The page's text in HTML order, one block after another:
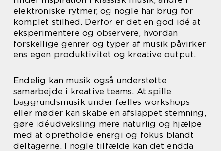
elektroniske rytmer, og nogle har brug for
komplet stilhed. Derfor er det en god idé at
eksperimentere og observere, hvordan
forskellige genrer og typer af musik påvirker
ens egen produktivitet og kreative output.
Endelig kan musik også understøtte
samarbejde i kreative teams. At spille
baggrundsmusik under fælles workshops
eller møder kan skabe en afslappet stemning,
gøre idéudveksling mere naturlig og hjælpe
med at opretholde energi og fokus blandt
deltagerne. I nogle tilfælde kan det endda